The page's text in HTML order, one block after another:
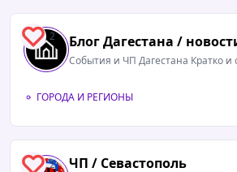
2 Блог Дагестана /
События и ЧП Дагестана Кратко и
ГОРОДА И РЕГИОНЫ
2 ЧП / Севастополь